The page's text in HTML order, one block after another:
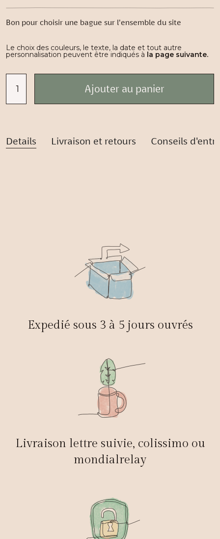
Bon pour choisir une bague sur l'ensemble du site
Le choix des couleurs, le texte, la date et tout autre
personnalisation peuvent être indiqués à la page suivante.
Details Livraison et retours Conseils
Expedié sous 3 à 5 jours ouvrés
Livraison lettre suivie, colissimo ou
mondialrelay